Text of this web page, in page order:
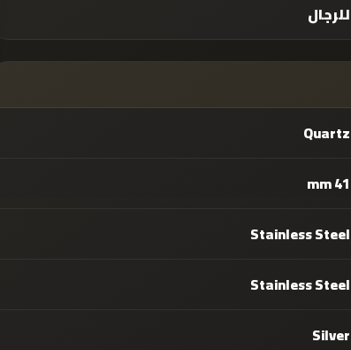
للرجال
Quartz
41 mm
Stainless Steel
Stainless Steel
Silver